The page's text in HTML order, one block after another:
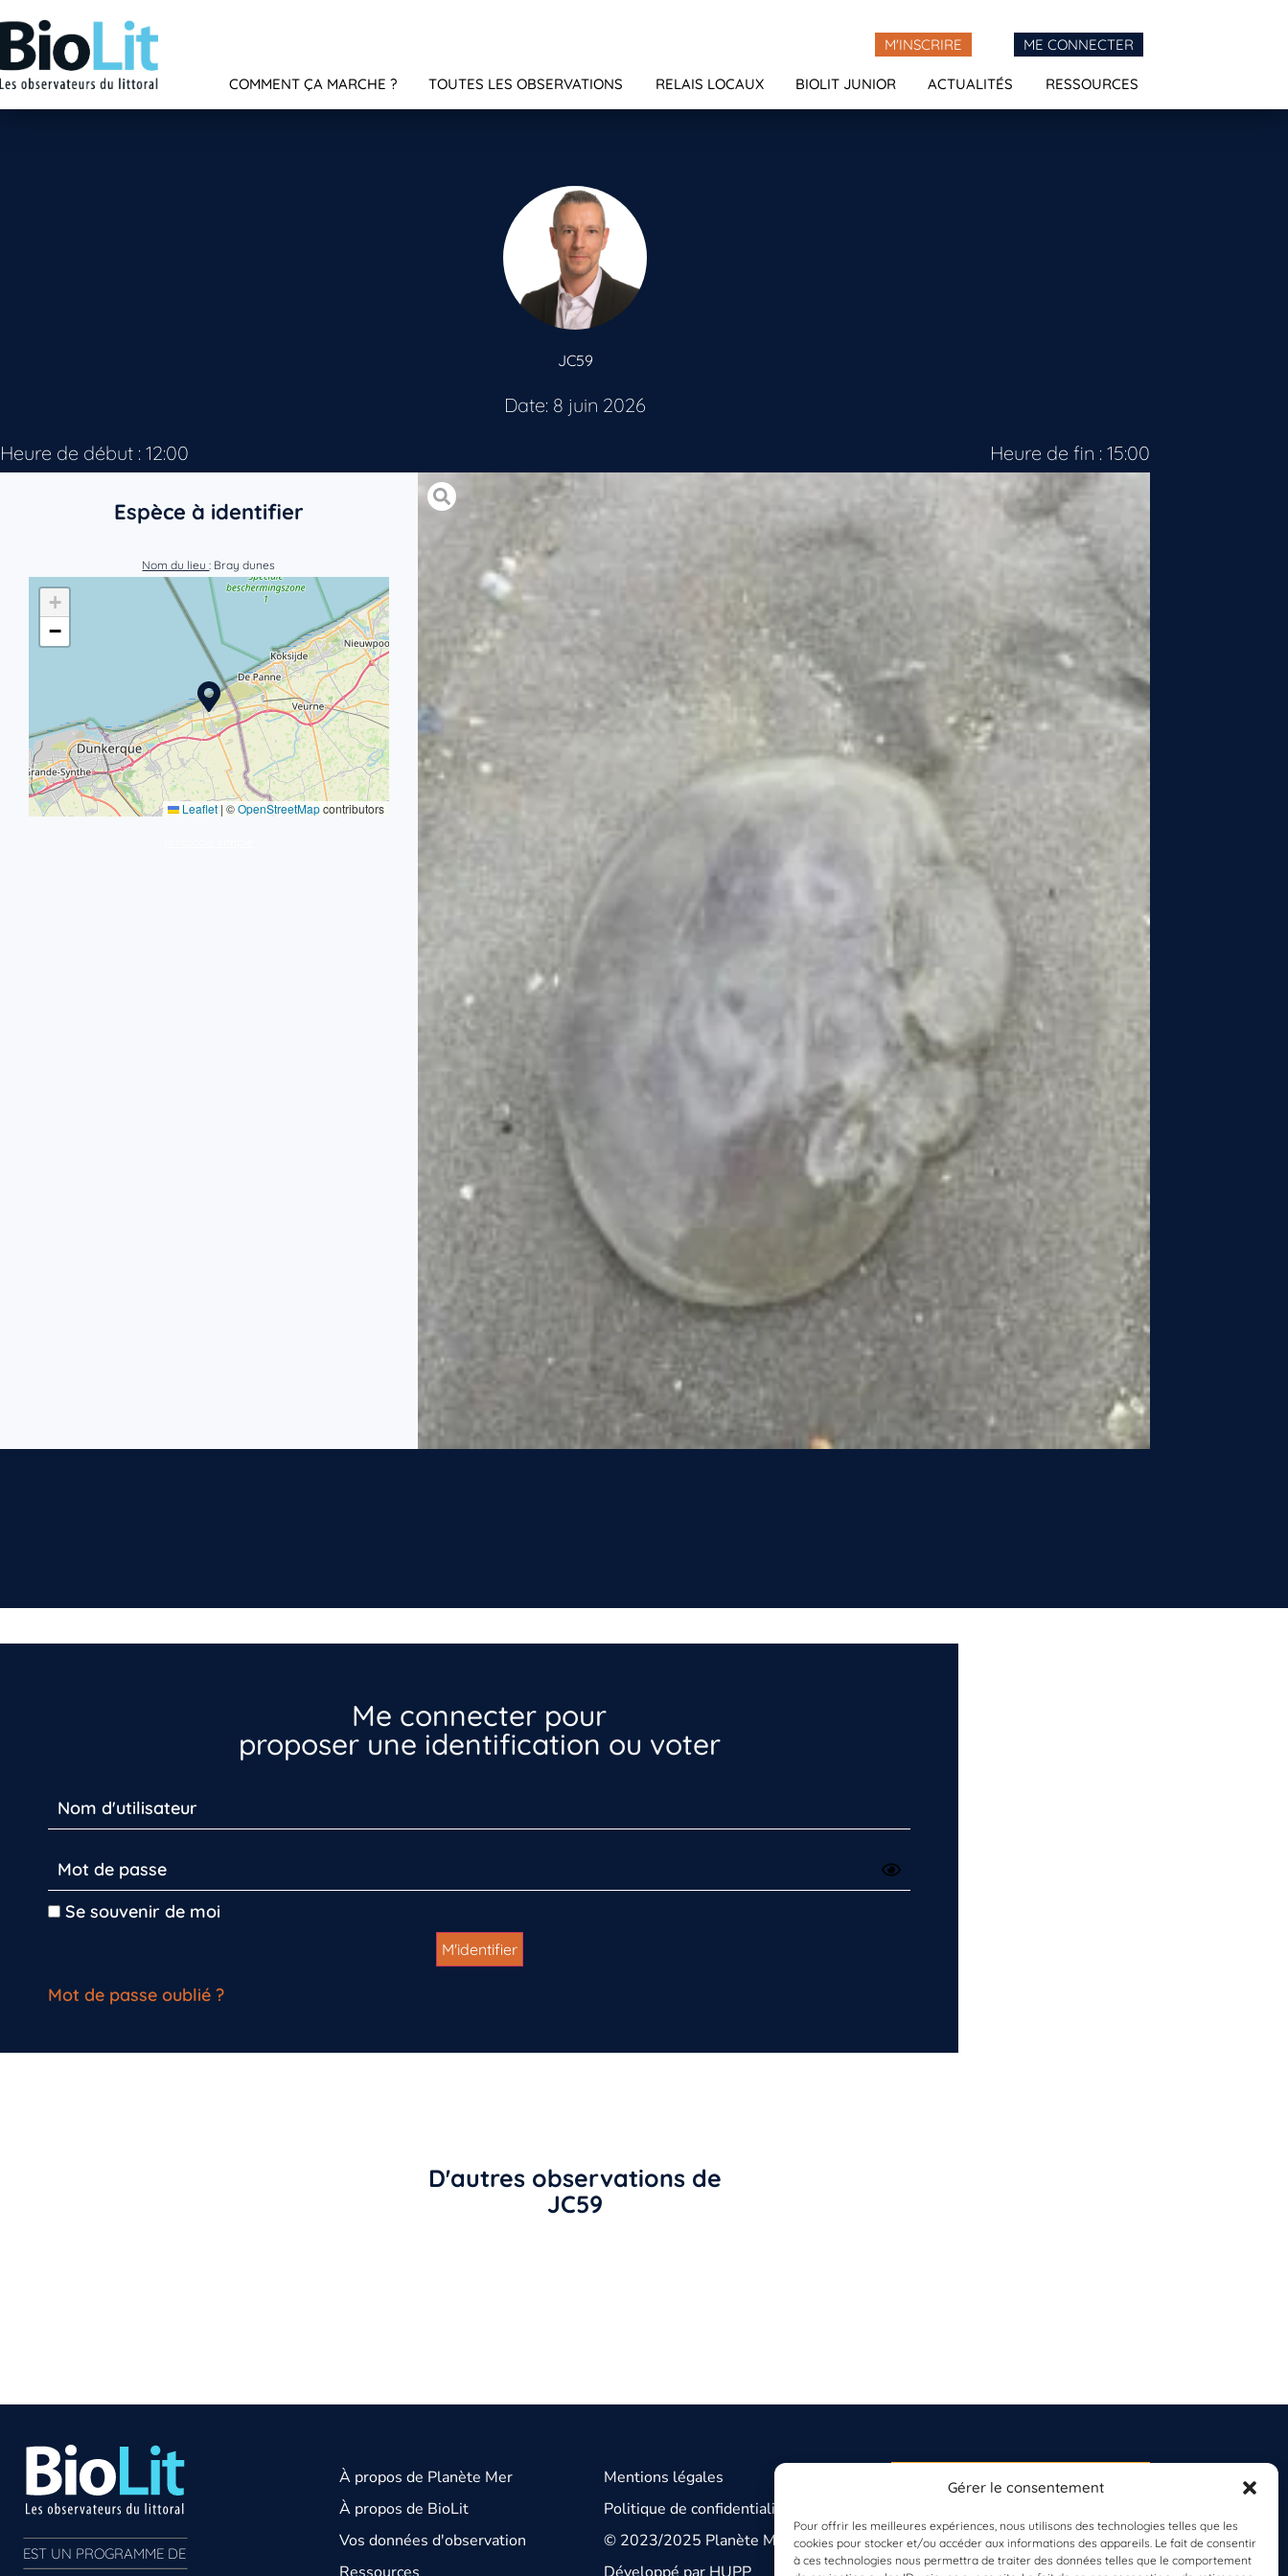
Gérer le consentement
Pour offrir les meilleures expériences, nous utilisons des technologies telles que les
cookies pour stocker et/ou accéder aux informations des appareils. Le fait de consentir
à ces technologies nous permettra de traiter des données telles que le comportement
M'INSCRIRE ME CONNECTER
COMMENT ÇA MARCHE ? TOUTES LES OBSERVATIONS RELAIS LOCAUX BIOLIT JUNIOR ACTUALITÉS RESSOURCES
JC59
Date: 8 juin 2026
Heure de début : 12:00
Heure de fin : 15:00
Espèce à identifier
Nom du lieu: Bray dunes
+
−
Leaflet |©OpenStreetMapcontributors
Me connecter pour
proposer une identification ou voter
Se souvenir de moi
Mot de passe oublié ?
D'autres observations de
JC59
EST UN PROGRAMME DE
À propos de Planète Mer
À propos de BioLit
Vos données d'observation
Mentions légales
Politique de confidentialité
© 2023/2025 Planète Mer
S'INSCRIRE À LA
PLANÈTE MER